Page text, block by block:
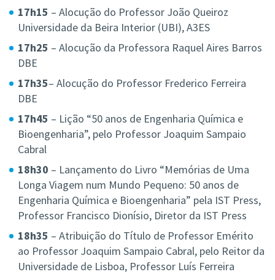
17h15 – Alocução do Professor João Queiroz
Universidade da Beira Interior (UBI), A3ES
17h25 – Alocução da Professora Raquel Aires Barros
DBE
17h35– Alocução do Professor Frederico Ferreira
DBE
17h45 – Lição “50 anos de Engenharia Química e
Bioengenharia”, pelo Professor Joaquim Sampaio
Cabral
18h30 – Lançamento do Livro “Memórias de Uma
Longa Viagem num Mundo Pequeno: 50 anos de
Engenharia Química e Bioengenharia” pela IST Press,
Professor Francisco Dionísio, Diretor da IST Press
18h35 – Atribuição do Título de Professor Emérito
ao Professor Joaquim Sampaio Cabral, pelo Reitor da
Universidade de Lisboa, Professor Luís Ferreira